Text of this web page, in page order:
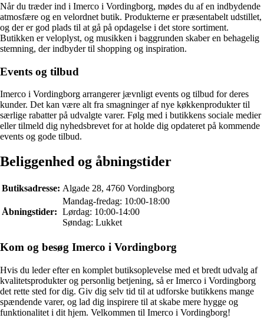
Når du træder ind i Imerco i Vordingborg, mødes du af en indbydende
atmosfære og en velordnet butik. Produkterne er præsentabelt udstillet,
og der er god plads til at gå på opdagelse i det store sortiment.
Butikken er veloplyst, og musikken i baggrunden skaber en behagelig
stemning, der indbyder til shopping og inspiration.
Events og tilbud
Imerco i Vordingborg arrangerer jævnligt events og tilbud for deres
kunder. Det kan være alt fra smagninger af nye køkkenprodukter til
særlige rabatter på udvalgte varer. Følg med i butikkens sociale medier
eller tilmeld dig nyhedsbrevet for at holde dig opdateret på kommende
events og gode tilbud.
Beliggenhed og åbningstider
Butiksadresse: Algade 28, 4760 Vordingborg
Åbningstider:
Mandag-fredag: 10:00-18:00
Lørdag: 10:00-14:00
Søndag: Lukket
Kom og besøg Imerco i Vordingborg
Hvis du leder efter en komplet butiksoplevelse med et bredt udvalg af
kvalitetsprodukter og personlig betjening, så er Imerco i Vordingborg
det rette sted for dig. Giv dig selv tid til at udforske butikkens mange
spændende varer, og lad dig inspirere til at skabe mere hygge og
funktionalitet i dit hjem. Velkommen til Imerco i Vordingborg!